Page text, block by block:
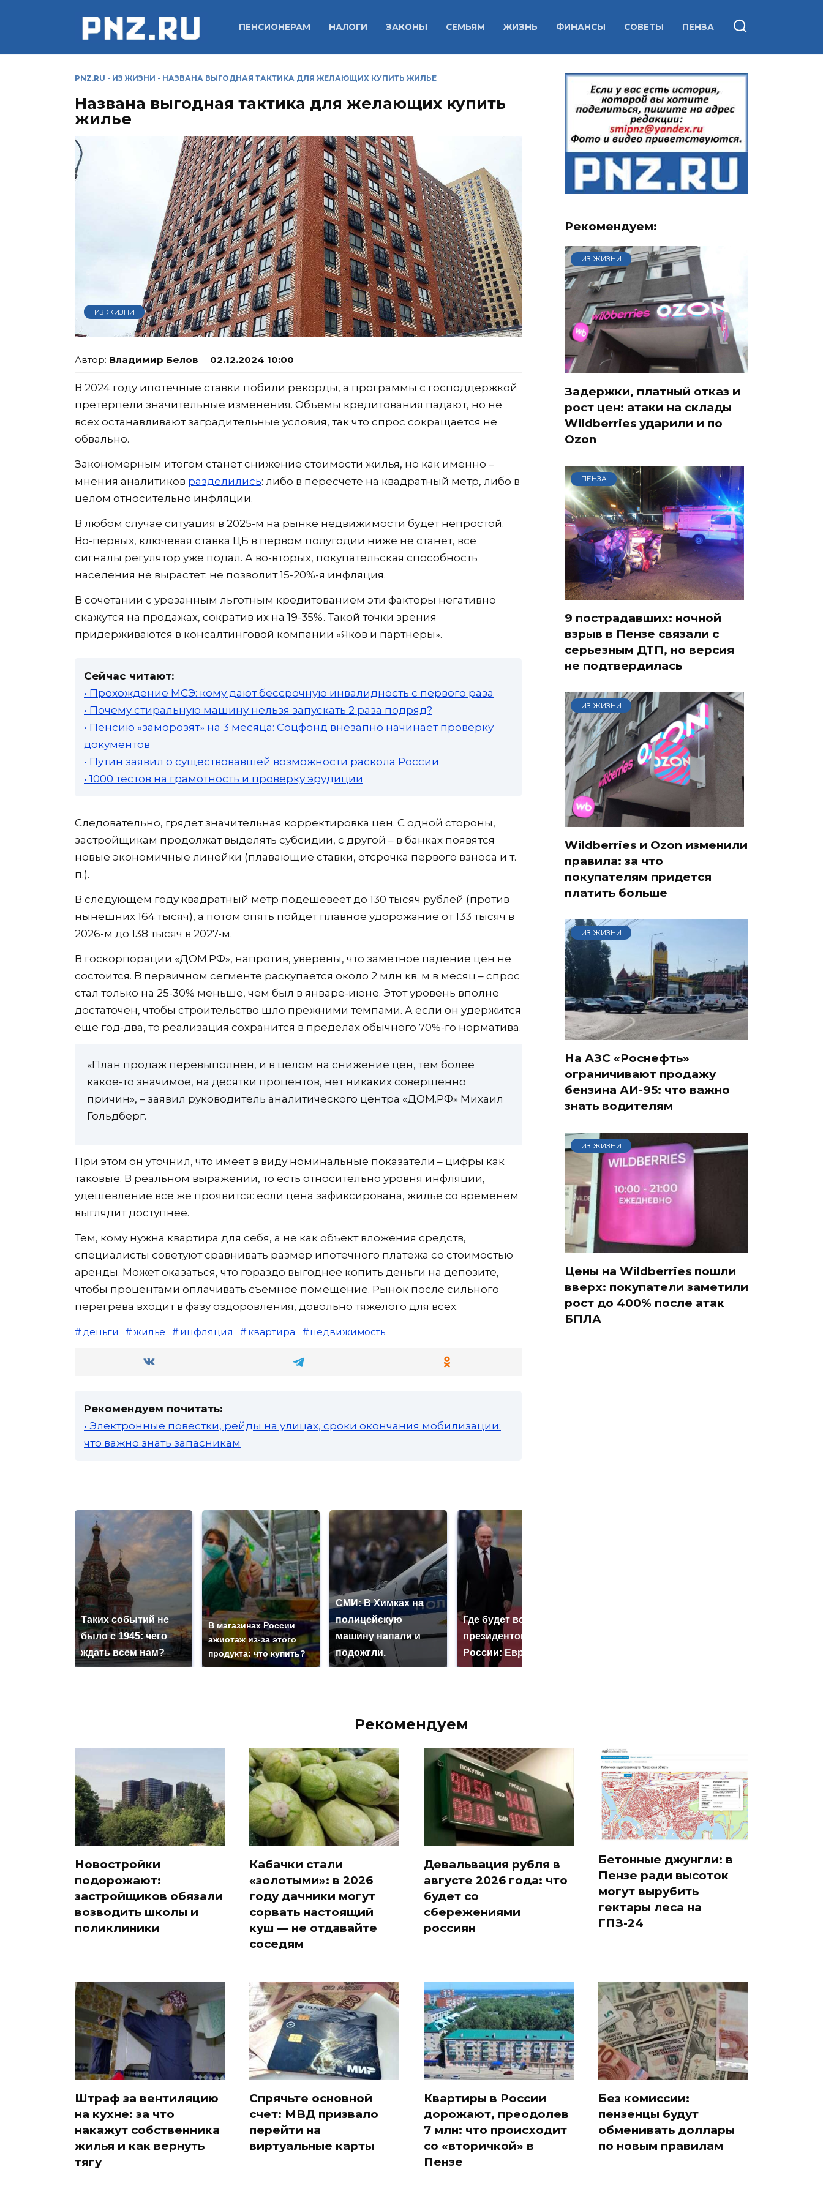
ПЕНСИОНЕРАМ НАЛОГИ ЗАКОНЫ СЕМЬЯМ ЖИЗНЬ ФИНАНСЫ СОВЕТЫ ПЕНЗА
PNZ.RU - ИЗ ЖИЗНИ - НАЗВАНА ВЫГОДНАЯ ТАКТИКА ДЛЯ ЖЕЛАЮЩИХ КУПИТЬ ЖИЛЬЕ
Названа выгодная тактика для желающих купить
жилье
ИЗ ЖИЗНИ
Владимир Белов 02.12.2024 10:00
В 2024 году ипотечные ставки побили рекорды, а программы с господдержкой
претерпели значительные изменения. Объемы кредитования падают, но не
всех останавливают заградительные условия, так что спрос сокращается не
обвально.
Закономерным итогом станет снижение стоимости жилья, но как именно –
мнения аналитиков разделились: либо в пересчете на квадратный метр, либо в
целом относительно инфляции.
В любом случае ситуация в 2025-м на рынке недвижимости будет непростой.
Во-первых, ключевая ставка ЦБ в первом полугодии ниже не станет, все
сигналы регулятор уже подал. А во-вторых, покупательская способность
населения не вырастет: не позволит 15-20%-я инфляция.
В сочетании с урезанным льготным кредитованием эти факторы негативно
скажутся на продажах, сократив их на 19-35%. Такой точки зрения
придерживаются в консалтинговой компании «Яков и партнеры».
Сейчас читают:
• Прохождение МСЭ: кому дают бессрочную инвалидность с первого раза
• Почему стиральную машину нельзя запускать 2 раза подряд?
• Пенсию «заморозят» на 3 месяца: Соцфонд внезапно начинает проверку
документов
• Путин заявил о существовавшей возможности раскола России
• 1000 тестов на грамотность и проверку эрудиции
Следовательно, грядет значительная корректировка цен. С одной стороны,
застройщикам продолжат выделять субсидии, с другой – в банках появятся
новые экономичные линейки (плавающие ставки, отсрочка первого взноса и т.
п.).
В следующем году квадратный метр подешевеет до 130 тысяч рублей (против
нынешних 164 тысяч), а потом опять пойдет плавное удорожание от 133 тысяч в
2026-м до 138 тысяч в 2027-м.
В госкорпорации «ДОМ.РФ», напротив, уверены, что заметное падение цен не
состоится. В первичном сегменте раскупается около 2 млн кв. м в месяц – спрос
стал только на 25-30% меньше, чем был в январе-июне. Этот уровень вполне
достаточен, чтобы строительство шло прежними темпами. А если он удержится
еще год-два, то реализация сохранится в пределах обычного 70%-го норматива.
«План продаж перевыполнен, и в целом на снижение цен, тем более
какое-то значимое, на десятки процентов, нет никаких совершенно
причин», – заявил руководитель аналитического центра «ДОМ.РФ» Михаил
Гольдберг.
При этом он уточнил, что имеет в виду номинальные показатели – цифры как
таковые. В реальном выражении, то есть относительно уровня инфляции,
удешевление все же проявится: если цена зафиксирована, жилье со временем
выглядит доступнее.
Тем, кому нужна квартира для себя, а не как объект вложения средств,
специалисты советуют сравнивать размер ипотечного платежа со стоимостью
аренды. Может оказаться, что гораздо выгоднее копить деньги на депозите,
чтобы процентами оплачивать съемное помещение. Рынок после сильного
перегрева входит в фазу оздоровления, довольно тяжелого для всех.
деньги жилье инфляция квартира недвижимость
Рекомендуем почитать:
• Электронные повестки, рейды на улицах, сроки окончания мобилизации:
что важно знать запасникам
Таких событий не
было с 1945: чего
ждать всем нам?
В магазинах России
ажиотаж из-за этого
продукта: что купить?
СМИ: В Химках на
полицейскую
машину напали и
подожгли.
Где будет встреча
президентов США и
России: Европа?
Рекомендуем:
ИЗ ЖИЗНИ
Задержки, платный отказ и
рост цен: атаки на склады
Wildberries ударили и по
Ozon
ПЕНЗА
9 пострадавших: ночной
взрыв в Пензе связали с
серьезным ДТП, но версия
не подтвердилась
ИЗ ЖИЗНИ
Wildberries и Ozon изменили
правила: за что
покупателям придется
платить больше
ИЗ ЖИЗНИ
На АЗС «Роснефть»
ограничивают продажу
бензина АИ-95: что важно
знать водителям
ИЗ ЖИЗНИ
Цены на Wildberries пошли
вверх: покупатели заметили
рост до 400% после атак
БПЛА
Рекомендуем
Новостройки
подорожают:
застройщиков обязали
возводить школы и
поликлиники
Кабачки стали
«золотыми»: в 2026
году дачники могут
сорвать настоящий
куш — не отдавайте
соседям
Девальвация рубля в
августе 2026 года: что
будет со
сбережениями
россиян
Бетонные джунгли: в
Пензе ради высоток
могут вырубить
гектары леса на
ГПЗ-24
Штраф за вентиляцию
на кухне: за что
накажут собственника
жилья и как вернуть
тягу
Спрячьте основной
счет: МВД призвало
перейти на
виртуальные карты
Квартиры в России
дорожают, преодолев
7 млн: что происходит
со «вторичкой» в
Пензе
Без комиссии:
пензенцы будут
обменивать доллары
по новым правилам